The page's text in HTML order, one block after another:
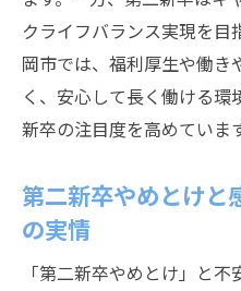
理由
静岡市で第二新
験
未経験職種に転職
静岡 第二新卒が
静岡市で第二新卒が
クライフバランス実現を目
岡市では、福利厚生や働き
く、安心して長く働ける
新卒の注目度を高めていま
第二新卒やめとけと
の実情
「第二新卒やめとけ」と